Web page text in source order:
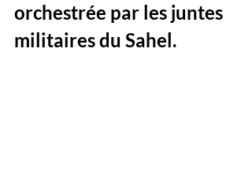
orchestrée par les juntes
militaires du Sahel.